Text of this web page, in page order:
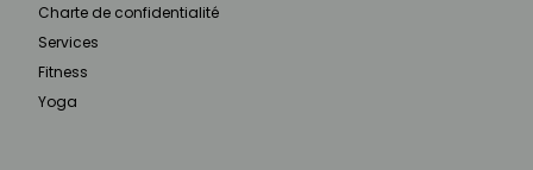
Charte de confidentialité
Services
Fitness
Yoga